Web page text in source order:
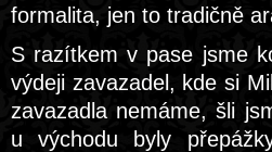
formalita, jen to tradičně
S razítkem v pase jsme
výdeji zavazadel, kde si
zavazadla nemáme, šli
u východu byly